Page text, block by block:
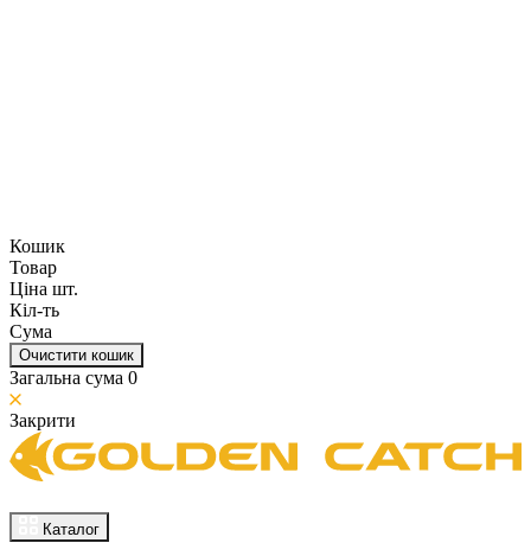
Кошик
Товар
Ціна шт.
Кіл-ть
Сума
Очистити кошик
Загальна сума 0
Закрити
Каталог